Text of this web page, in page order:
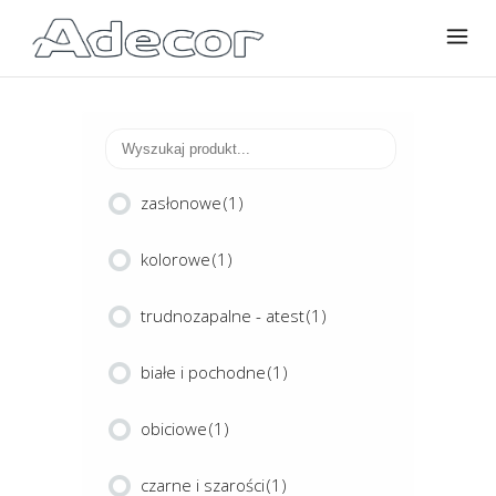
zasłonowe(1)
kolorowe(1)
trudnozapalne - atest(1)
białe i pochodne(1)
obiciowe(1)
czarne i szarości(1)